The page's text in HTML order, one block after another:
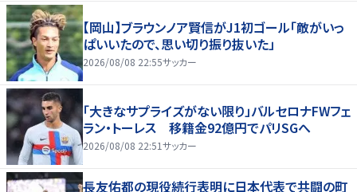
【岡山】ブラウンノア賢信がJ1初ゴール「敵がいっ
ぱいいたので、思い切り振り抜いた」
2026/08/08 22:55サッカー
「大きなサプライズがない限り」バルセロナFWフェ
ラン・トーレス 移籍金92億円でパリSGへ
2026/08/08 22:51サッカー
長友佑都の現役続行表明に日本代表で共闘の町